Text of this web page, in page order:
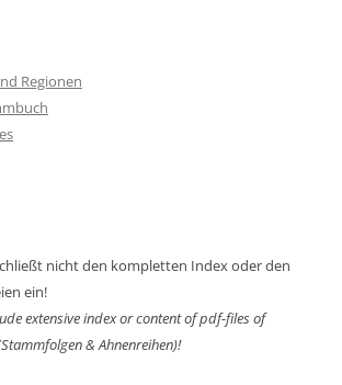
Regionen
nicht den kompletten Index oder den
ein!
extensive index or content ofpdf-files of
& Ahnenreihen)!